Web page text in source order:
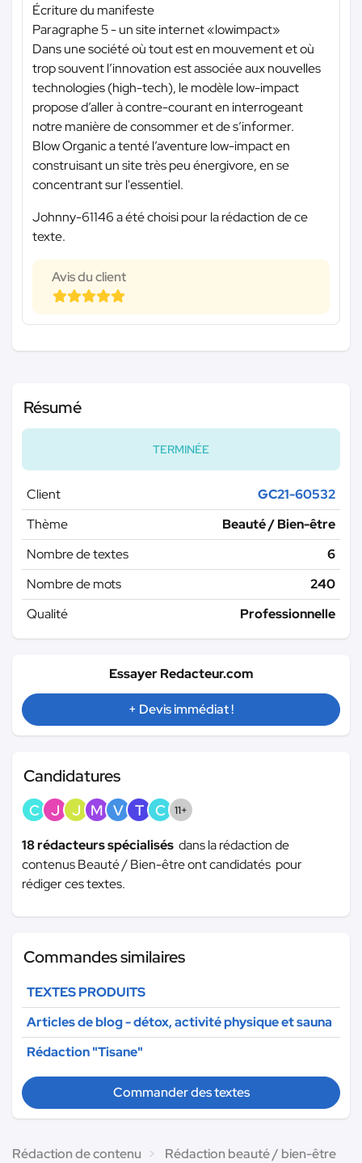
Écriture du manifeste
Paragraphe 5 - un site internet «lowimpact»
Dans une société où tout est en mouvement et où
trop souvent l’innovation est associée aux nouvelles
technologies (high-tech), le modèle low-impact
propose d’aller à contre-courant en interrogeant
notre manière de consommer et de s’informer.
Blow Organic a tenté l’aventure low-impact en
construisant un site très peu énergivore, en se
concentrant sur l'essentiel.
Johnny-61146 a été choisi pour la rédaction de ce
texte.
Avis du client
Résumé
TERMINÉE
Client
GC21-60532
Thème
Beauté / Bien-être
Nombre de textes
6
Nombre de mots
240
Qualité
Professionnelle
Essayer Redacteur.com
+ Devis immédiat !
Candidatures
C J J M V T C 11+
18 rédacteurs spécialisés dans la rédaction de
contenus Beauté / Bien-être ont candidatés pour
rédiger ces textes.
Commandes similaires
TEXTES PRODUITS
Articles de blog - détox, activité physique et sauna
Rédaction "Tisane"
Commander des textes
Rédaction de contenu
Rédaction beauté / bien-être